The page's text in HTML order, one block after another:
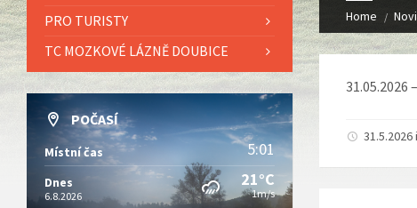
Home
31.05.2026 –
31.5.2026
PRO TURISTY
TC MOZKOVÉ LÁZNĚ DOUBICE
POČASÍ
Místní čas 5:01
Dnes
6.8.2026
21°C
1m/s